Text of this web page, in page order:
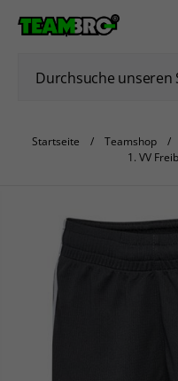
Startseite Teamshop
1. VV